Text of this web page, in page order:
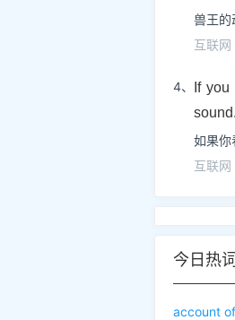
兽王的
互联网
4、 If
sound.
如果你
互联网
今日热词
account of